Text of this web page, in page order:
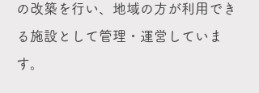
の改築を行い、地域の方が利用でき
る 施設として管理・運営していま
す。